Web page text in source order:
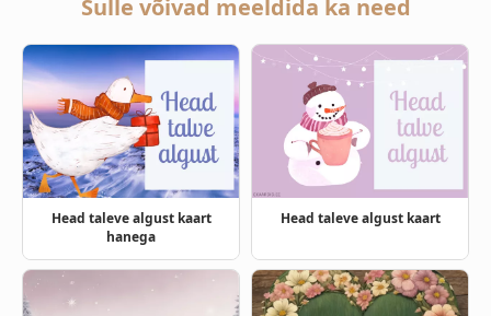
Sulle võivad meeldida ka need
Head taleve algust kaart
hanega
Head taleve algust kaart